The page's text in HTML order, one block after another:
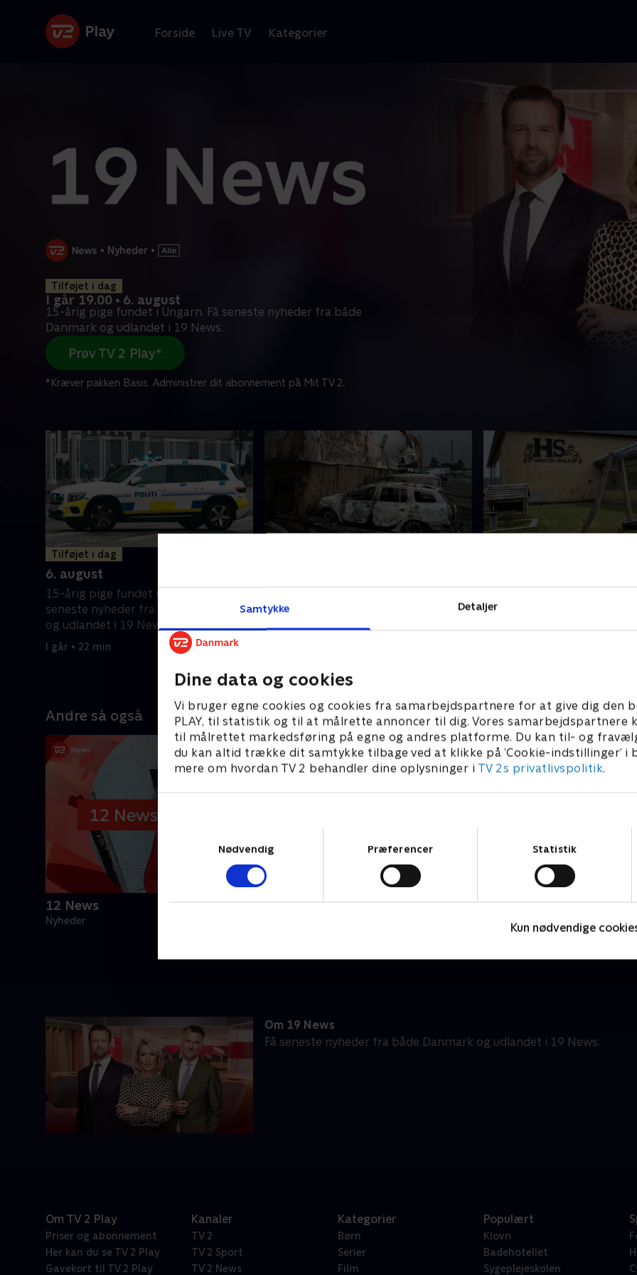
Samtykke Detaljer
Dine data og cookies
Vi bruger egne cookies og cookies fra samarbejdspartnere for at give dig den
PLAY, til statistik og til at målrette annoncer til dig. Vores samarbejdspartnere
til målrettet markedsføring på egne og andres platforme. Du kan til- og
du kan altid trække dit samtykke tilbage ved at klikke på ’Cookie-indstillinger’ i
mere om hvordan TV 2 behandler dine oplysninger i TV 2s privatlivspolitik.
Nødvendig
Præferencer Statistik
Kun nødvendige
Forside Live TV Kategorier
• Nyheder •
Tilføjet i dag
I går 19.00 • 6. august
15-årig pige fundet i Ungarn. Få seneste nyheder fra både
Danmark og udlandet i 19 News.
Prøv TV 2 Play*
*Kræver pakken Basis. Administrer dit abonnement på Mit TV 2.
Tilføjet i dag
6. august
15-årig pige fundet i Ungarn. Få
seneste nyheder fra både Danmark
og udlandet i 19 News.
I går • 22 min
voldsomt russisk missilangreb. Få
seneste nyheder fra både Danmark
terrorsigtelse mod tre
Andre så også
12 News
Nyheder
Om 19 News
Få seneste nyheder fra både Danmark og udlandet i 19 News.
Om TV 2 Play
Priser og abonnement
Her kan du se TV 2 Play
Gavekort til TV 2 Play
Kanaler
TV 2
TV 2 Sport
TV 2 News
Kategorier
Børn
Serier
Film
Populært
Klovn
Badehotellet
Sygeplejeskolen